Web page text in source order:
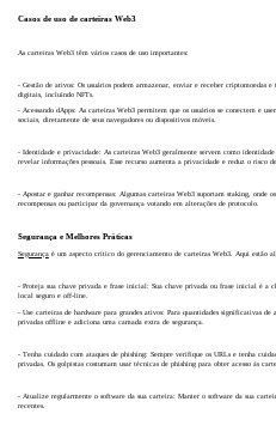
Casos de uso de carteiras Web3
As carteiras Web3 têm vários casos de uso importantes:
- Gestão de ativos: Os usuários podem armazenar, enviar e receber criptomoedas
digitais, incluindo NFTs.
- Acessando dApps: As carteiras Web3 permitem que os usuários se conectem e
sociais, diretamente de seus navegadores ou dispositivos móveis.
- Identidade e privacidade: As carteiras Web3 geralmente servem como
revelar informações pessoais. Esse recurso aumenta a privacidade e reduz o risco
- Apostar e ganhar recompensas: Algumas carteiras Web3 suportam staking, onde
recompensas ou participar da governança votando em alterações de protocolo.
Segurança e Melhores Práticas
Segurançaé um aspecto crítico do gerenciamento de carteiras Web3. Aqui estão
- Proteja sua chave privada e frase inicial: Sua chave privada ou frase inicial é a
local seguro e off-line.
- Use carteiras de hardware para grandes ativos: Para quantidades significativas
privadas offline e adiciona uma camada extra de segurança.
- Tenha cuidado com ataques de phishing: Sempre verifique os URLs e tenha
privadas. Os golpistas costumam usar técnicas de phishing para obter acesso às
- Atualize regularmente o software da sua carteira: Manter o software da sua
recentes.